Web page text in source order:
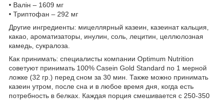
• Валін – 1609 мг
• Триптофан – 292 мг
Другие ингредиенты: мицеллярный казеин, казеинат кальция,
какао, ароматизаторы, инулин, соль, лецитин, целлюлозная
камедь, сукралоза.
Как принимать: специалисты компании Optimum Nutrition
советуют принимать 100% Casein Gold Standard по 1 мерной
ложке (32 гр.) перед сном за 30 мин. Также можно принимать
казеин утром, после сна и в любое время дня, когда есть
потребность в белках. Каждая порция смешивается с 250-350